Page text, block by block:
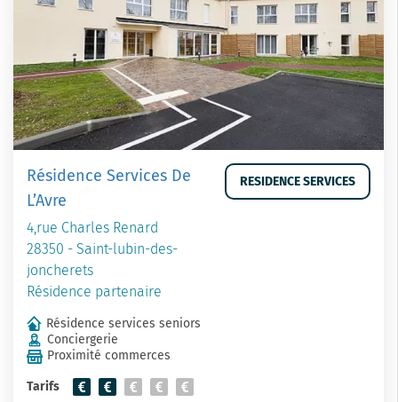
Résidence Services De
L’Avre
4,rue Charles Renard
28350 - Saint-lubin-des-
joncherets
Résidence partenaire
RESIDENCE SERVICES
Résidence services seniors
Conciergerie
Proximité commerces
Tarifs